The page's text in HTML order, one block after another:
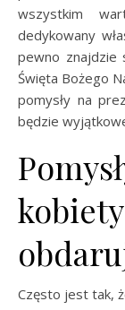
wszystkim
dedykowany
pewno znajdzie
Święta Bożego
pomysły na
będzie
Często jest tak,